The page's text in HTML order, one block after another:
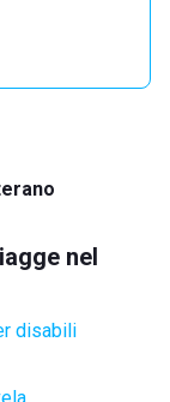
nel
disabili